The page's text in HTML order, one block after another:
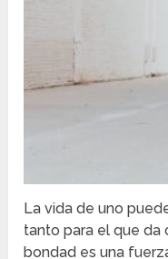
La vida de uno
tanto para el que da
bondad es una